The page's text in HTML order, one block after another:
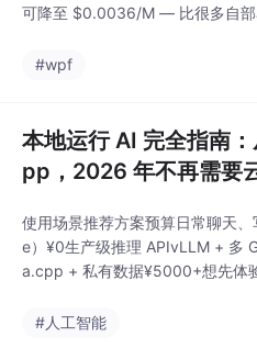
可降至 $0.0036/M — 比很多自部
够灵活：Flash 适合高吞吐 / 简单
#wpf
本地运行 AI 完全指南
pp，2026 年不再需要
使用场景推荐方案预算日常聊天
e）¥0生产级推理 APIvLLM + 多
a.cpp + 私有数据¥5000+想先体
#人工智能